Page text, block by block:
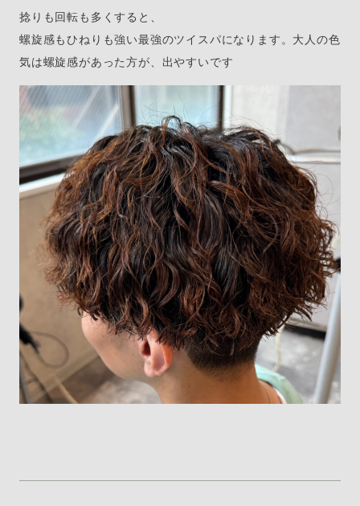
捻りも回転も多くすると、
螺旋感もひねりも強い最強のツイスパになります。大人の色
気は螺旋感があった方が、出やすいです